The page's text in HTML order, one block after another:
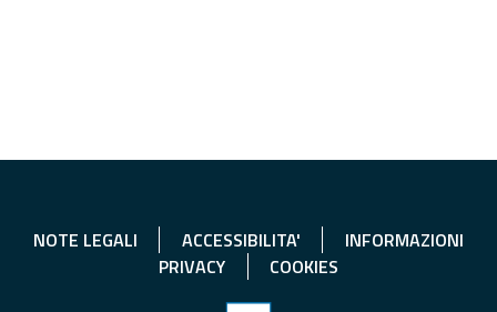
NOTE LEGALI ACCESSIBILITA'
INFORMAZIONI
PRIVACY
COOKIES